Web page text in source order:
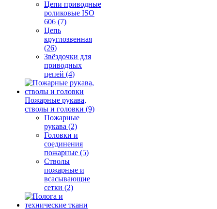
Цепи приводные
роликовые ISO
606 (7)
Цепь
круглозвенная
(26)
Звёздочки для
приводных
цепей (4)
Пожарные рукава,
стволы и головки (9)
Пожарные
рукава (2)
Головки и
соединения
пожарные (5)
Стволы
пожарные и
всасывающие
сетки (2)